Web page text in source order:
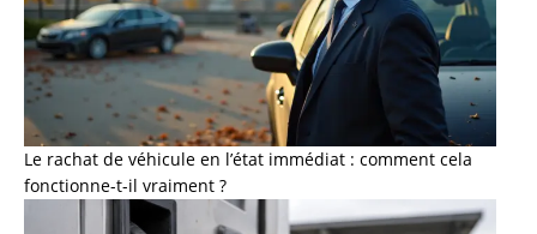
Le rachat de véhicule en l’état immédiat : comment cela
fonctionne-t-il vraiment ?